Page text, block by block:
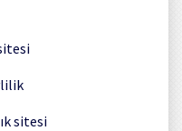
sitesi